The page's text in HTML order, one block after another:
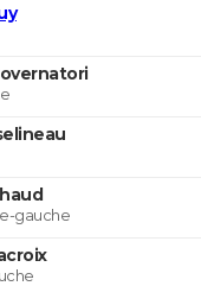
gauche